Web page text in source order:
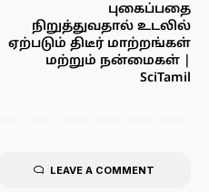
புகைப்பதை
நிறுத்துவதால் உடலில்
ஏற்படும் திடீர் மாற்றங்கள்
மற்றும் நன்மைகள் |
SciTamil
LEAVE A COMMENT